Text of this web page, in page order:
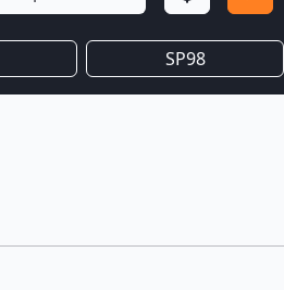
SP98